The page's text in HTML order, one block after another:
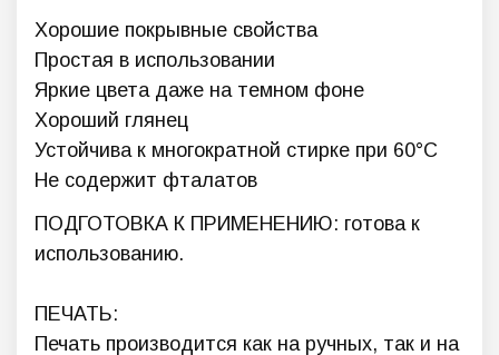
Хорошие покрывные свойства
Простая в использовании
Яркие цвета даже на темном фоне
Хороший глянец
Устойчива к многократной стирке при 60°C
Не содержит фталатов
ПОДГОТОВКА К ПРИМЕНЕНИЮ: готова к
использованию.
ПЕЧАТЬ:
Печать производится как на ручных, так и на